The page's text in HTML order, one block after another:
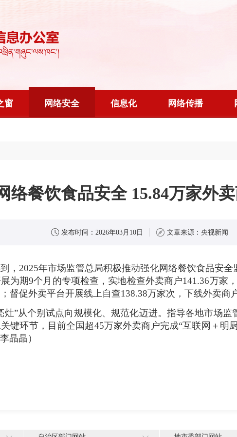
窗 网络安全 信息化 网络传播
络餐饮食品安全 15.84万家外
发布时间： 2026年03月10日 文章来源： 央视新闻
，2025年市场监管总局积极推动强化网络餐饮食品安
为期9个月的专项检查，实地检查外卖商户141.36万家
督促外卖平台开展线上自查138.38万家次，下线外卖商
灶”从个别试点向规模化、规范化迈进。指导各地市场监
键环节，目前全国超45万家外卖商户完成“互联网＋明
晶晶）